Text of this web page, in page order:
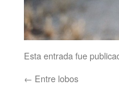
Esta entrada fue
← Entre lobos